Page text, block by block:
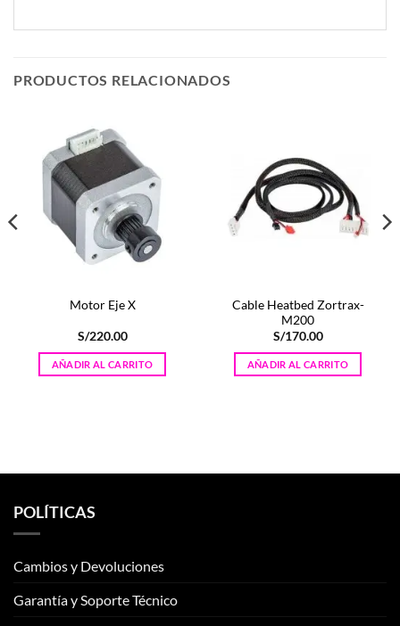
PRODUCTOS RELACIONADOS
Motor Eje X
S/220.00
AÑADIR AL CARRITO
Cable Heatbed Zortrax-
M200
S/170.00
AÑADIR AL CARRITO
POLÍTICAS
Cambios y Devoluciones
Garantía y Soporte Técnico